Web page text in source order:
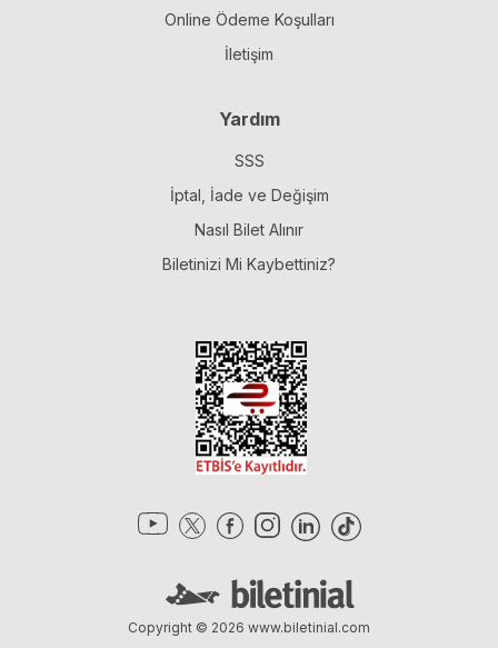
Online Ödeme Koşulları
İletişim
Yardım
SSS
İptal, İade ve Değişim
Nasıl Bilet Alınır
Biletinizi Mi Kaybettiniz?
Copyright © 2026 www.biletinial.com